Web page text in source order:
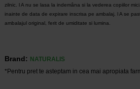
zilnic. l A nu se lasa la indemâna si la vederea copiilor
inainte de data de expirare inscrisa pe ambalaj. l A se
ambalajul original, ferit de umiditate si lumina.
Brand: NATURALIS
*Pentru pret te asteptam in cea mai apropiata